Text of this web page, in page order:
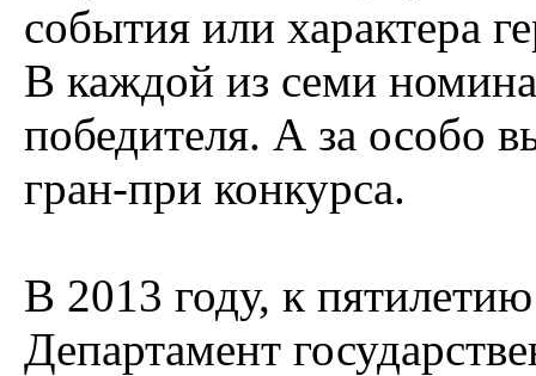
события или характера
В каждой из семи
победителя. А за особо
гран-при конкурса.
В 2013 году, к
Департамент